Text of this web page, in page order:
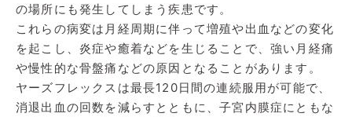
の場所にも発生してしまう疾患です。
これらの病変は月経周期に伴って増殖や出血などの変化
を起こし、炎症や癒着などを生じることで、強い月経痛
や慢性的な骨盤痛などの原因となることがあります。
ヤーズフレックスは最長120日間の連続服用が可能で、
消退出血の回数を減らすとともに、子宮内膜症にともな